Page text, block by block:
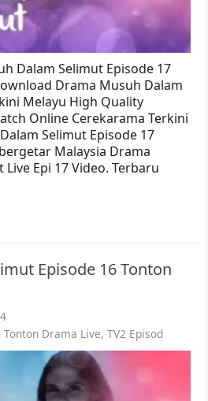
Dalam Selimut Episode 17
Drama Musuh Dalam
Melayu High Quality
Online Cerekarama Terkini
Selimut Episode 17
Malaysia Drama
Epi 17 Video. Terbaru
Episode 16 Tonton
Tonton Drama Live,TV2 Episod